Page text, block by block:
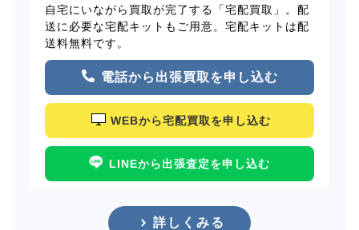
自宅にいながら買取が完了する「宅配買取」。配
送に必要な宅配キットもご用意。宅配キットは配
送料無料です。
電話から出張買取を申し込む
WEBから宅配買取を申し込む
LINEから出張査定を申し込む
詳しくみる